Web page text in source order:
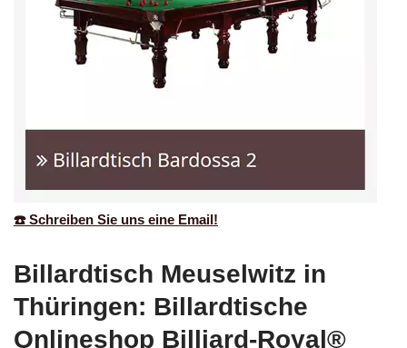
☎️ Schreiben Sie uns eine Email!
Billardtisch Meuselwitz in
Thüringen: Billardtische
Onlineshop Billiard-Royal®